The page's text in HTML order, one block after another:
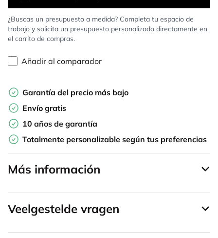
¿Buscas un presupuesto a medida? Completa tu espacio de
trabajo y solicita un presupuesto personalizado directamente en
el carrito de compras.
Añadir al comparador
Garantía del precio más bajo
Envío gratis
10 años de garantía
Totalmente personalizable según tus preferencias
Más información
Veelgestelde vragen